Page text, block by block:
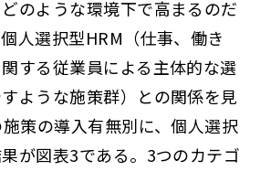
のような環境下で高まるのだ
人選択型HRM（仕事、働き
する従業員による主体的な選
ような施策群）との関係を見
策の導入有無別に、個人選択
が図表3である。3つのカテゴ